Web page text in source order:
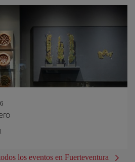
los eventos en Fuerteventura